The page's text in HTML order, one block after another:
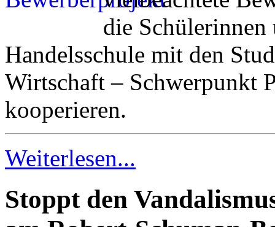
die Schülerinnen
Handelsschule mit den
Wirtschaft – Schwerpunkt
kooperieren.
Weiterlesen...
Stoppt den